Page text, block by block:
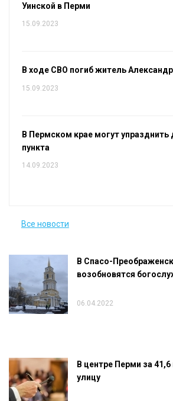
Уинской в Перми
15.09.2023
В ходе СВО погиб житель
15.09.2023
В Пермском крае могут упразднить
пункта
14.09.2023
Все новости
В Спасо-
возобновятся
06.04.2022
В центре Перми за
улицу